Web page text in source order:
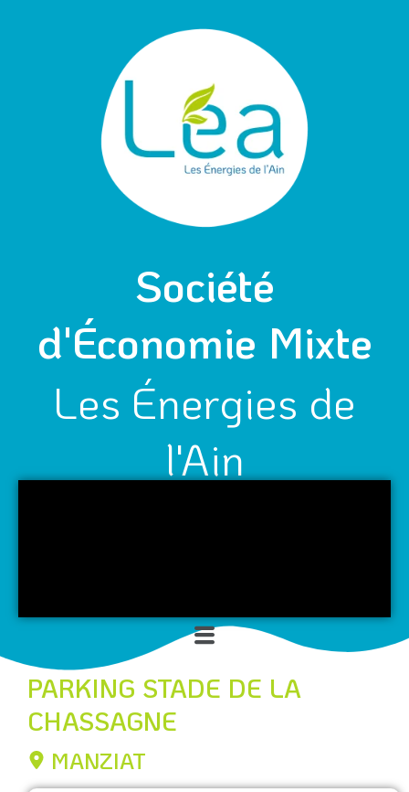
Société
d'Économie Mixte
Les Énergies de
l'Ain
Menu
PARKING STADE DE LA
CHASSAGNE
MANZIAT